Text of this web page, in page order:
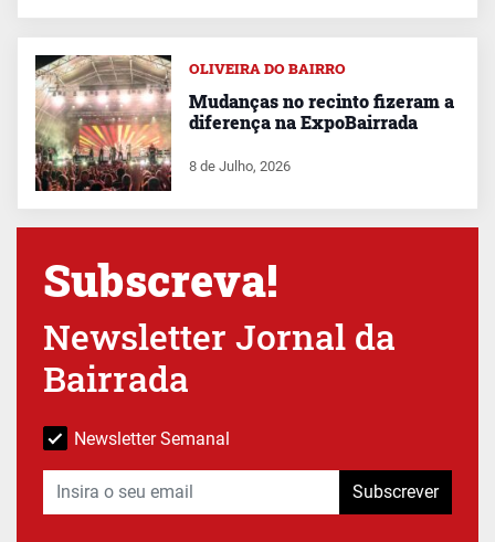
OLIVEIRA DO BAIRRO
Mudanças no recinto fizeram a
diferença na ExpoBairrada
8 de Julho, 2026
Subscreva!
Newsletter Jornal da
Bairrada
Newsletter Semanal
Subscrever